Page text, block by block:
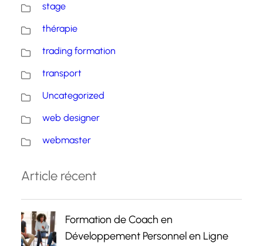
stage
thérapie
trading formation
transport
Uncategorized
web designer
webmaster
Article récent
Formation de Coach en
Développement Personnel en Ligne